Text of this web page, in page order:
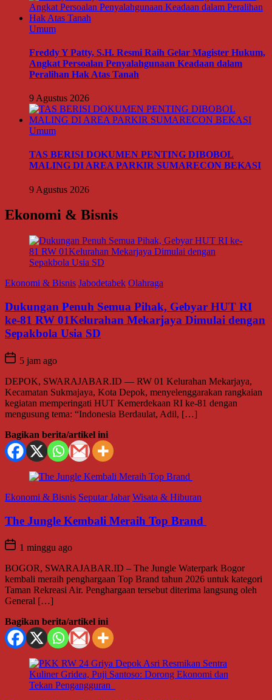
Umum
Freddy Y Patty, S.H. Resmi Raih Gelar Magister Hukum,
Angkat Persoalan Penyalahgunaan Keadaan dalam
Peralihan Hak Atas Tanah
9 Agustus 2026
Umum
TAS BERISI DOKUMEN PENTING DIBOBOL
MALING DI AREA PARKIR SUMARECON BEKASI
9 Agustus 2026
Ekonomi & Bisnis
Ekonomi & Bisnis Jabodetabek Olahraga
Dukungan Penuh Semua Pihak, Gebyar HUT RI
ke-81 RW 01Kelurahan Mekarjaya Dimulai dengan
Sepakbola Usia SD
5 jam ago
DEPOK, SWARAJABAR.ID — RW 01 Kelurahan Mekarjaya,
Kecamatan Sukmajaya, Kota Depok, menyelenggarakan rangkaian
kegiatan memperingati HUT Kemerdekaan RI ke-81 dengan
mengusung tema: “Indonesia Berdaulat, Adil, […]
Bagikan berita/artikel ini
Ekonomi & Bisnis Seputar Jabar Wisata & Hiburan
The Jungle Kembali Meraih Top Brand
1 minggu ago
BOGOR, SWARAJABAR.ID – The Jungle Waterpark Bogor
kembali meraih penghargaan Top Brand tahun 2026 untuk kategori
Taman Rekreasi Air. Penghargaan tersebut diterima langsung oleh
General […]
Bagikan berita/artikel ini